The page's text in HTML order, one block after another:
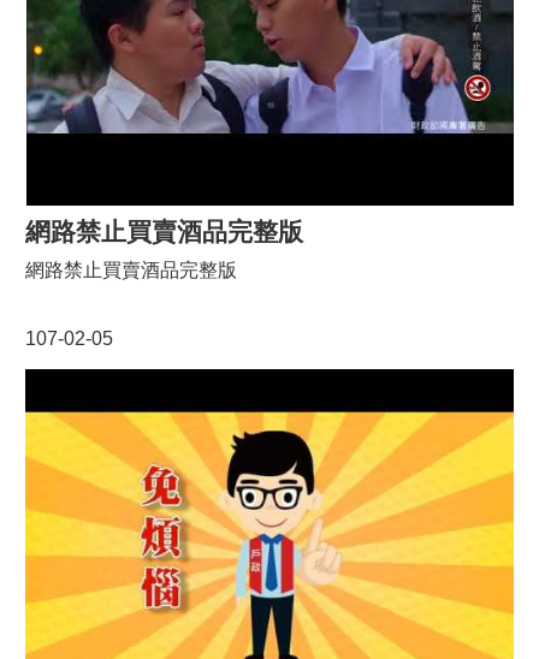
網路禁止買賣酒品完整版
107-02-05
網路禁止買賣酒品完整版